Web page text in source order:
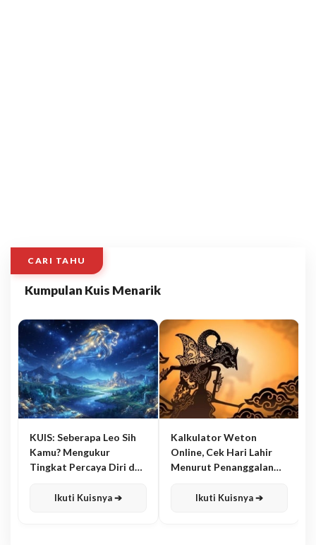
CARI TAHU
Kumpulan Kuis Menarik
KUIS: Seberapa Leo Sih
Kamu? Mengukur
Tingkat Percaya Diri dan
Ikuti Kuisnya ➔
Kalkulator Weton
Online, Cek Hari Lahir
Menurut Penanggalan
Ikuti Kuisnya ➔